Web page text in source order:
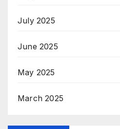
July 2025
June 2025
May 2025
March 2025